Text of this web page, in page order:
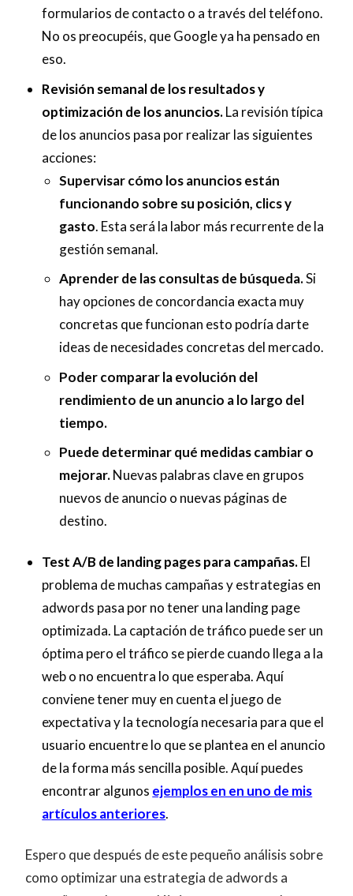
formularios de contacto o a través del teléfono.
No os preocupéis, que Google ya ha pensado en
eso.
Revisión semanal de los resultados y
optimización de los anuncios.La revisión típica
de los anuncios pasa por realizar las siguientes
acciones:
Supervisar cómo los anuncios están
funcionando sobre su posición, clics y
gasto. Esta será la labor más recurrente de la
gestión semanal.
Aprender de las consultas de búsqueda.Si
hay opciones de concordancia exacta muy
concretas que funcionan esto podría darte
ideas de necesidades concretas del mercado.
Poder comparar la evolución del
rendimiento de un anuncio a lo largo del
tiempo.
Puede determinar qué medidas cambiar o
mejorar.Nuevas palabras clave en grupos
nuevos de anuncio o nuevas páginas de
destino.
Test A/B de landing pages para campañas.El
problema de muchas campañas y estrategias en
adwords pasa por no tener una landing page
optimizada. La captación de tráfico puede ser un
óptima pero el tráfico se pierde cuando llega a la
web o no encuentra lo que esperaba. Aquí
conviene tener muy en cuenta el juego de
expectativa y la tecnología necesaria para que el
usuario encuentre lo que se plantea en el anuncio
de la forma más sencilla posible. Aquí puedes
encontrar algunos ejemplos en en uno de mis
artículos anteriores.
Espero que después de este pequeño análisis sobre
como optimizar una estrategia de adwords a